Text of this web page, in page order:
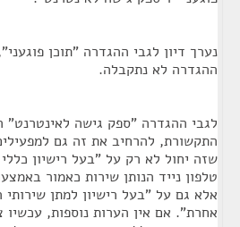
נערך דיון לגבי ההגדרה "תוכן
ההגדרה לא נתקבלה.
לגבי ההגדרה "ספק גישה
התקשורת, להרחיב את זה גם למפעילים
שזה יחול לא רק על "בעל רישיון כללי
טלפון נייד הנותן שירות כאמור
אלא גם על "בעל רישיון למתן שירותי
אחרת". אם אין הערות נוספות, עכשיו